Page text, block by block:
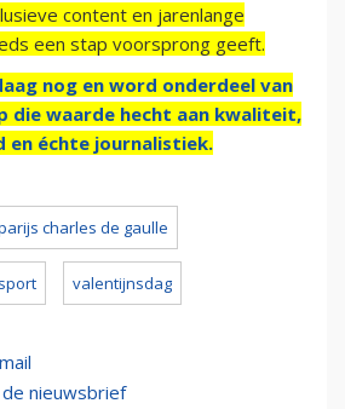
content en jarenlange
een stap voorsprong geeft.
nog en word onderdeel van
die waarde hecht aan kwaliteit,
en échte journalistiek.
charles de gaulle
sport valentijnsdag
nieuwsbrief